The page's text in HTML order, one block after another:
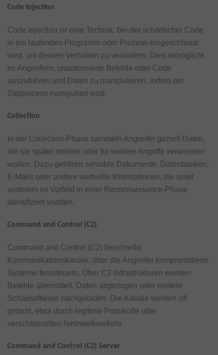
Code Injection
Code Injection ist eine Technik, bei der schädlicher Code
in ein laufendes Programm oder Prozess eingeschleust
wird, um dessen Verhalten zu verändern. Dies ermöglicht
es Angreifern, unautorisierte Befehle oder Code
auszuführen und Daten zu manipulieren, indem der
Zielprozess manipuliert wird.
Collection
In der Collection-Phase sammeln Angreifer gezielt Daten,
die sie später stehlen oder für weitere Angriffe verwenden
wollen. Dazu gehören sensible Dokumente, Datenbanken,
E-Mails oder andere wertvolle Informationen, die unter
anderem im Vorfeld in einer Reconnaissance-Phase
identifiziert wurden.
Command and Control (C2)
Command and Control (C2) beschreibt
Kommunikationskanäle, über die Angreifer kompromittierte
Systeme fernsteuern. Über C2-Infrastrukturen werden
Befehle übermittelt, Daten abgezogen oder weitere
Schadsoftware nachgeladen. Die Kanäle werden oft
getarnt, etwa durch legitime Protokolle oder
verschlüsselten Netzwerkverkehr.
Command and Control (C2) Server